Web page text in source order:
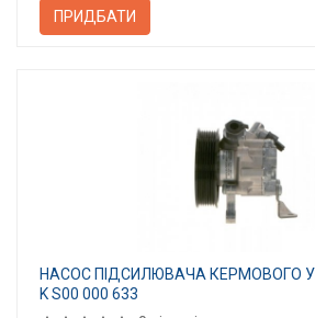
ПРИДБАТИ
НАСОС ПІДСИЛЮВАЧА КЕРМОВОГО
K S00 000 633